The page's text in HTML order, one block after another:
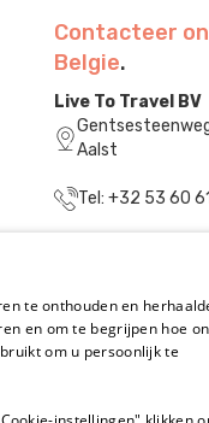
Contacteer
Belgie.
Live To Travel BV
Aalst
Tel: +32 53 60
K.v.K. 32160473
te onthouden en
en om te begrijpen hoe
om u persoonlijk te